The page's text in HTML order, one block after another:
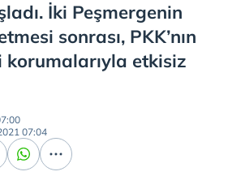
İki Peşmergenin
sonrası, PKK’nın
korumalarıyla etkisiz
07:04